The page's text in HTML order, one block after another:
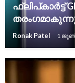
ഫ്ലിപ്കാർട്ട്
Ronak Patel 1 ജൂൺ